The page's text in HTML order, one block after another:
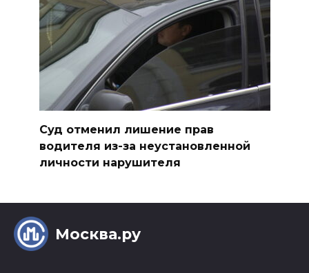
Суд отменил лишение прав
водителя из-за неустановленной
личности нарушителя
Москва.ру